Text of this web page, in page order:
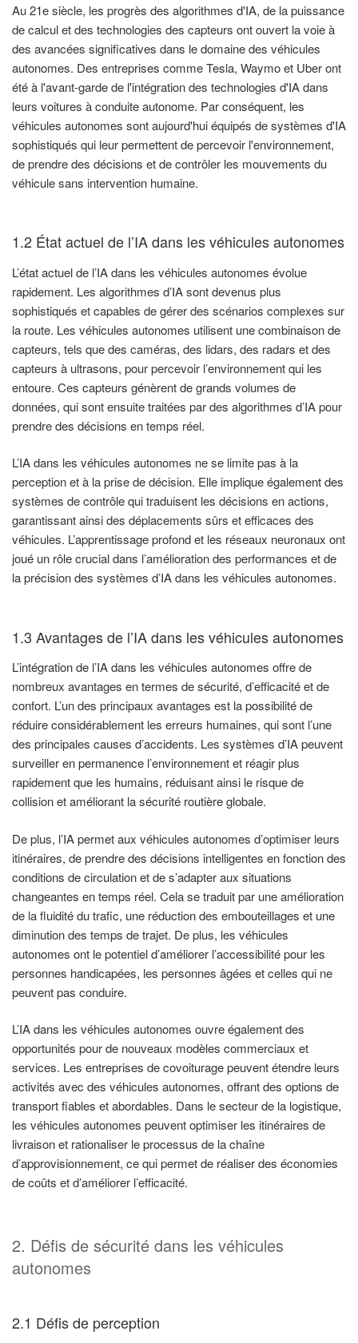
Au 21e siècle, les progrès des algorithmes d'IA, de la puissance
de calcul et des technologies des capteurs ont ouvert la voie à
des avancées significatives dans le domaine des véhicules
autonomes. Des entreprises comme Tesla, Waymo et Uber ont
été à l'avant-garde de l'intégration des technologies d'IA dans
leurs voitures à conduite autonome. Par conséquent, les
véhicules autonomes sont aujourd'hui équipés de systèmes d'IA
sophistiqués qui leur permettent de percevoir l'environnement,
de prendre des décisions et de contrôler les mouvements du
véhicule sans intervention humaine.
1.2 État actuel de l’IA dans les véhicules autonomes
L’état actuel de l’IA dans les véhicules autonomes évolue
rapidement. Les algorithmes d’IA sont devenus plus
sophistiqués et capables de gérer des scénarios complexes sur
la route. Les véhicules autonomes utilisent une combinaison de
capteurs, tels que des caméras, des lidars, des radars et des
capteurs à ultrasons, pour percevoir l’environnement qui les
entoure. Ces capteurs génèrent de grands volumes de
données, qui sont ensuite traitées par des algorithmes d’IA pour
prendre des décisions en temps réel.
L’IA dans les véhicules autonomes ne se limite pas à la
perception et à la prise de décision. Elle implique également des
systèmes de contrôle qui traduisent les décisions en actions,
garantissant ainsi des déplacements sûrs et efficaces des
véhicules. L’apprentissage profond et les réseaux neuronaux ont
joué un rôle crucial dans l’amélioration des performances et de
la précision des systèmes d’IA dans les véhicules autonomes.
1.3 Avantages de l’IA dans les véhicules autonomes
L’intégration de l’IA dans les véhicules autonomes offre de
nombreux avantages en termes de sécurité, d’efficacité et de
confort. L’un des principaux avantages est la possibilité de
réduire considérablement les erreurs humaines, qui sont l’une
des principales causes d’accidents. Les systèmes d’IA peuvent
surveiller en permanence l’environnement et réagir plus
rapidement que les humains, réduisant ainsi le risque de
collision et améliorant la sécurité routière globale.
De plus, l’IA permet aux véhicules autonomes d’optimiser leurs
itinéraires, de prendre des décisions intelligentes en fonction des
conditions de circulation et de s’adapter aux situations
changeantes en temps réel. Cela se traduit par une amélioration
de la fluidité du trafic, une réduction des embouteillages et une
diminution des temps de trajet. De plus, les véhicules
autonomes ont le potentiel d’améliorer l’accessibilité pour les
personnes handicapées, les personnes âgées et celles qui ne
peuvent pas conduire.
L’IA dans les véhicules autonomes ouvre également des
opportunités pour de nouveaux modèles commerciaux et
services. Les entreprises de covoiturage peuvent étendre leurs
activités avec des véhicules autonomes, offrant des options de
transport fiables et abordables. Dans le secteur de la logistique,
les véhicules autonomes peuvent optimiser les itinéraires de
livraison et rationaliser le processus de la chaîne
d’approvisionnement, ce qui permet de réaliser des économies
de coûts et d’améliorer l’efficacité.
2. Défis de sécurité dans les véhicules
autonomes
2.1 Défis de perception